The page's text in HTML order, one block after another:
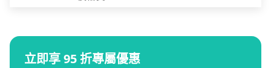
立即享 95 折專屬優惠